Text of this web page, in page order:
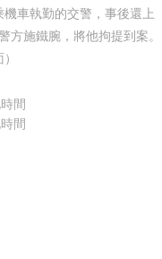
車執勤的交警，事後還上
施鐵腕，將他拘提到案。
間
間